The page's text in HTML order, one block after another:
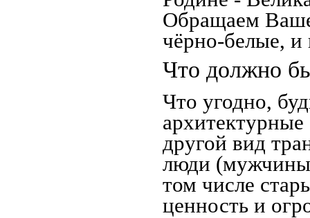
Обращаем
чёрно-белые, и
Что должно
Что угодно,
другой вид
люди
том числе
ценность и